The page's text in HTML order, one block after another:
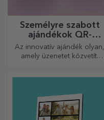
Személyre szabott
ajándékok QR-
kódokkal
Az innovatív ajándék olyan,
amely üzenetet közvetít.
legegyedibb reakciókat
váltsa ki!